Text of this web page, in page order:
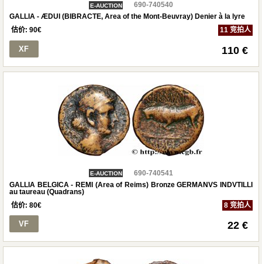
E-AUCTION
690-740540
GALLIA - ÆDUI (BIBRACTE, Area of the Mont-Beuvray) Denier à la lyre
估价: 90€ 11 竞拍人
XF 110 €
E-AUCTION
690-740541
GALLIA BELGICA - REMI (Area of Reims) Bronze GERMANVS INDVTILLI
au taureau (Quadrans)
估价: 80€ 8 竞拍人
VF 22 €